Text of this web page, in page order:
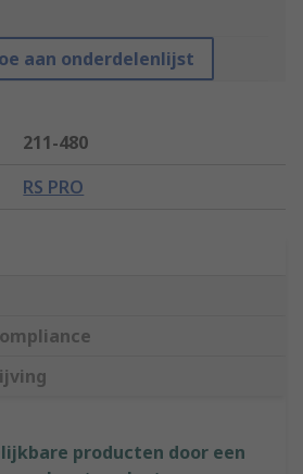
aan onderdelenlijst
211-480
RS PRO
producten door een